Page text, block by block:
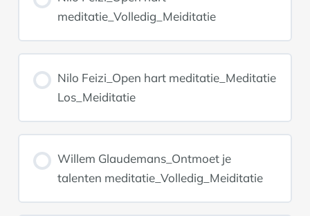
meditatie_Volledig_Meiditatie
Nilo Feizi_Open hart meditatie_Meditatie
Los_Meiditatie
Willem Glaudemans_Ontmoet je
talenten meditatie_Volledig_Meiditatie